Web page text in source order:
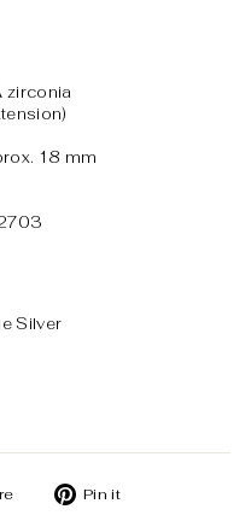
zirconia
18 mm
Silver
Tweet Pin it